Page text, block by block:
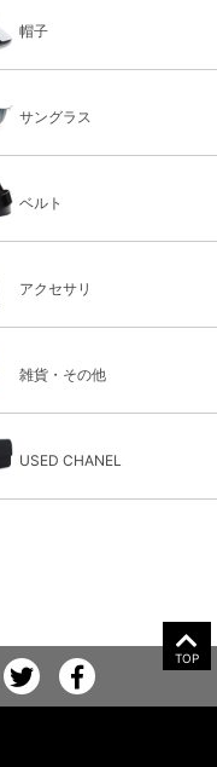
帽子
サングラス
ベルト
アクセサリ
雑貨・その他
USED CHANEL
TOP